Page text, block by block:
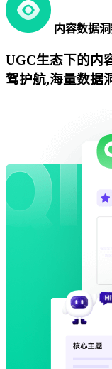
内容数据
UGC生态下的内
驾护航,海量数据